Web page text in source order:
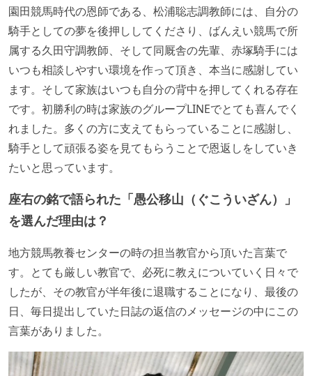
園田競馬時代の恩師である、松浦聡志調教師には、自分の
騎手としての夢を後押ししてくださり、ばんえい競馬で所
属する久田守調教師、そして同厩舎の先輩、赤塚騎手には
いつも相談しやすい環境を作って頂き、本当に感謝してい
ます。そして家族はいつも自分の背中を押してくれる存在
です。初勝利の時は家族のグループLINEでとても喜んでく
れました。多くの方に支えてもらっていることに感謝し、
騎手として頑張る姿を見てもらうことで恩返しをしていき
たいと思っています。
座右の銘で語られた「愚公移山（ぐこういざん）」
を選んだ理由は？
地方競馬教養センターの時の担当教官から頂いた言葉で
す。とても厳しい教官で、必死に教えについていく日々で
したが、その教官が半年後に退職することになり、最後の
日、毎日提出していた日誌の返信のメッセージの中にこの
言葉がありました。